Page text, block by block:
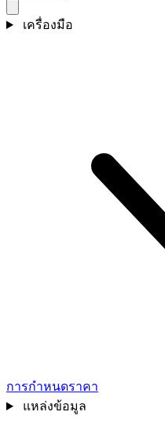
เครื่องมือ
การกำหนดราคา
แหล่งข้อมูล